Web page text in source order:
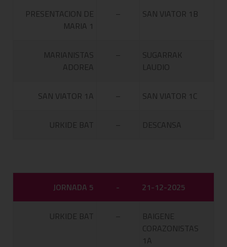
PRESENTACION DE
MARIA 1
– SAN VIATOR 1B
MARIANISTAS
ADOREA
–
SUGARRAK
LAUDIO
SAN VIATOR 1A – SAN VIATOR 1C
URKIDE BAT – DESCANSA
JORNADA 5 - 21-12-2025
URKIDE BAT –
BAIGENE
CORAZONISTAS
1A